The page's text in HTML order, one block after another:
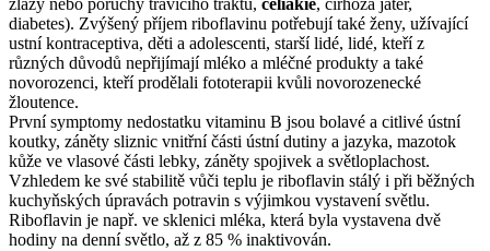
žlázy nebo poruchy trávicího traktu, celiakie, cirhóza jater,
diabetes). Zvýšený příjem riboflavinu potřebují také ženy, užívající
ustní kontraceptiva, děti a adolescenti, starší lidé, lidé, kteří z
různých důvodů nepřijímají mléko a mléčné produkty a také
novorozenci, kteří prodělali fototerapii kvůli novorozenecké
žloutence.
První symptomy nedostatku vitaminu B jsou bolavé a citlivé ústní
koutky, záněty sliznic vnitřní části ústní dutiny a jazyka, mazotok
kůže ve vlasové části lebky, záněty spojivek a světloplachost.
Vzhledem ke své stabilitě vůči teplu je riboflavin stálý i při běžných
kuchyňských úpravách potravin s výjimkou vystavení světlu.
Riboflavin je např. ve sklenici mléka, která byla vystavena dvě
hodiny na denní světlo, až z 85 % inaktivován.